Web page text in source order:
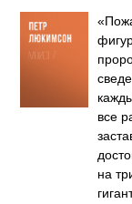
все
на